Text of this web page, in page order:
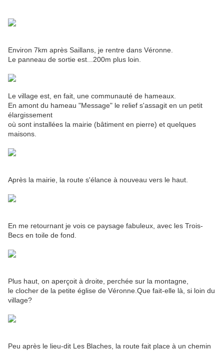
Environ 7km après Saillans, je rentre dans Véronne.
Le panneau de sortie est...200m plus loin.
Le village est, en fait, une communauté de hameaux.
En amont du hameau "Message" le relief s'assagit en un petit
élargissement
où sont installées la mairie (bâtiment en pierre) et quelques
maisons.
Après la mairie, la route s'élance à nouveau vers le haut.
En me retournant je vois ce paysage fabuleux, avec les Trois-
Becs en toile de fond.
Plus haut, on aperçoit à droite, perchée sur la montagne,
le clocher de la petite église de Véronne.Que fait-elle là, si loin du
village?
Peu après le lieu-dit Les Blaches, la route fait place à un chemin